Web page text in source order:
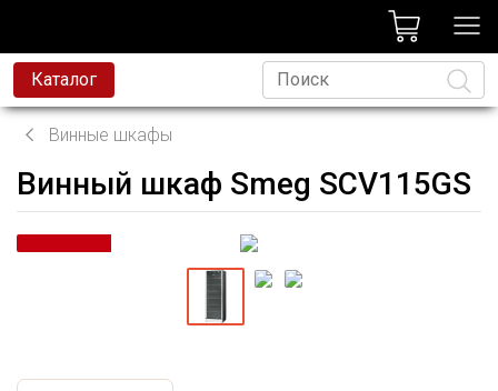
Каталог
Язык
Винные шкафы
Винный шкаф Smeg SCV115GS